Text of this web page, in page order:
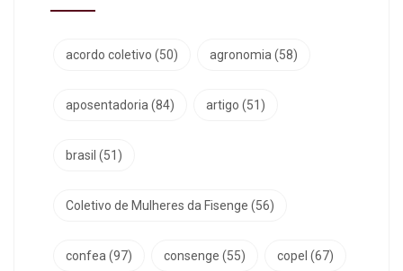
acordo coletivo (50) agronomia (58)
aposentadoria (84) artigo (51)
brasil (51)
Coletivo de Mulheres da Fisenge (56)
confea (97) consenge (55) copel (67)